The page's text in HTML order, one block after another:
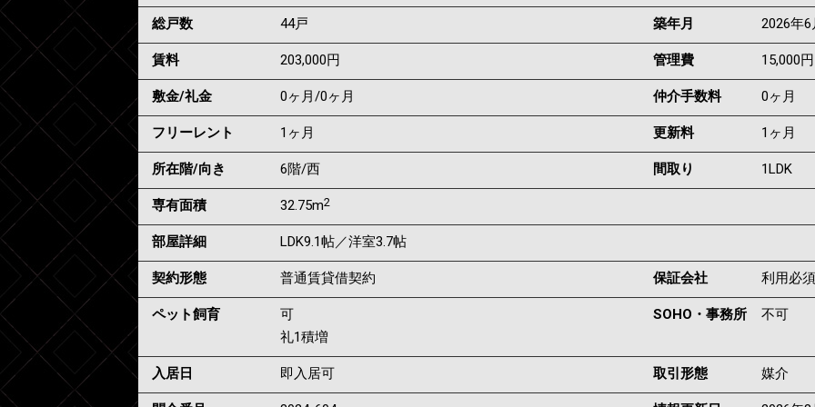
総戸数 44戸 築年月 2026年6
賃料 203,000円 管理費 15,000円
敷金/礼金 0ヶ月 /0ヶ月 仲介手数料 0ヶ月
フリーレント 1ヶ月 更新料 1ヶ月
所在階/向き 6階/西 間取り 1LDK
専有面積 32.75m2
部屋詳細 LDK9.1帖／洋室3.7帖
契約形態 普通賃貸借契約 保証会社 利用必須
ペット飼育
可
礼1積増
SOHO・事務所 不可
入居日 即入居可 取引形態 媒介